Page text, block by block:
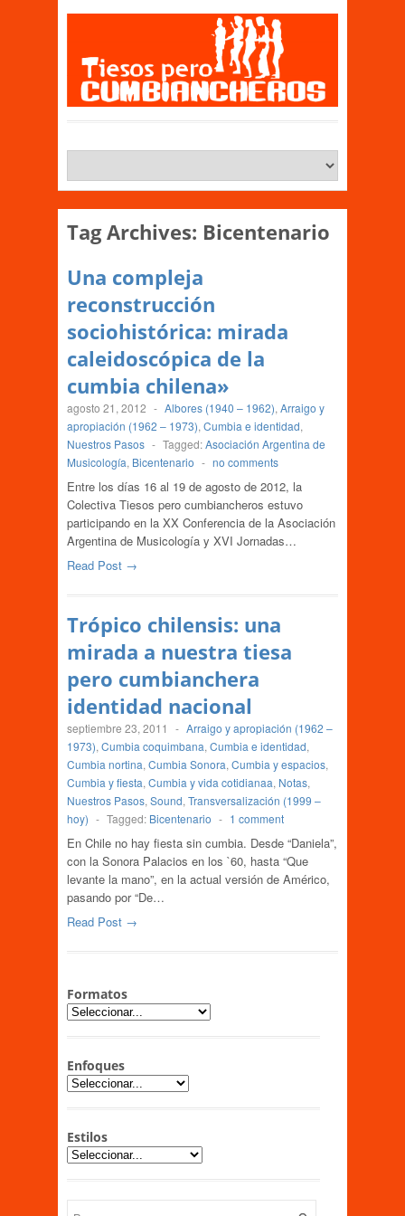
Tag Archives: Bicentenario
Una compleja
reconstrucción
sociohistórica: mirada
caleidoscópica de la
cumbia chilena»
agosto 21, 2012 - Albores (1940 – 1962), Arraigo y
apropiación (1962 – 1973), Cumbia e identidad,
Nuestros Pasos - Tagged:Asociación Argentina de
Musicología, Bicentenario - no comments
Entre los días 16 al 19 de agosto de 2012, la
Colectiva Tiesos pero cumbiancheros estuvo
participando en la XX Conferencia de la Asociación
Argentina de Musicología y XVI Jornadas…
Read Post →
Trópico chilensis: una
mirada a nuestra tiesa
pero cumbianchera
identidad nacional
septiembre 23, 2011 - Arraigo y apropiación (1962 –
1973), Cumbia coquimbana, Cumbia e identidad,
Cumbia nortina, Cumbia Sonora, Cumbia y espacios,
Cumbia y fiesta, Cumbia y vida cotidianaa, Notas,
Nuestros Pasos, Sound, Transversalización (1999 –
hoy) - Tagged: Bicentenario - 1 comment
En Chile no hay fiesta sin cumbia. Desde “Daniela”,
con la Sonora Palacios en los `60, hasta “Que
levante la mano”, en la actual versión de Américo,
pasando por “De…
Read Post →
Formatos
Enfoques
Estilos